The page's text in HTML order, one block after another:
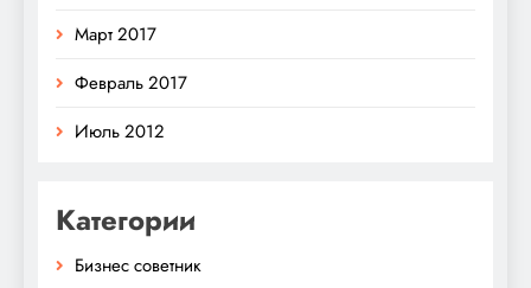
Март 2017
Февраль 2017
Июль 2012
Категории
Бизнес советник